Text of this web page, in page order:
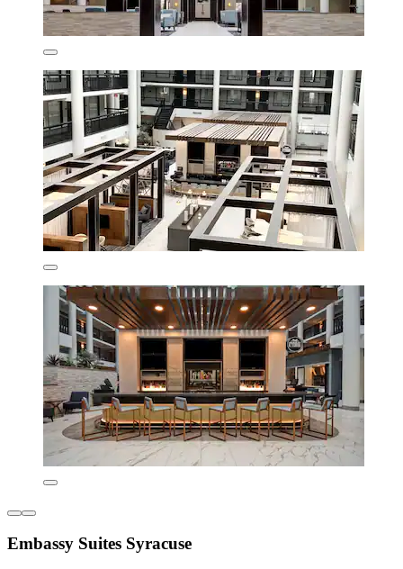
Embassy Suites Syracuse